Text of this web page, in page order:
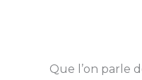
Que l’on parle